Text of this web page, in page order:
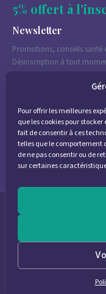
Pour offrir les meilleures
que les cookies pour
fait de consentir à ces
telles que le comportement
de ne pas consentir ou de
sur certaines
5% offert à
Newsletter
Promotions, conseils santé
Désinscription à tout
J'accepte de
politique de